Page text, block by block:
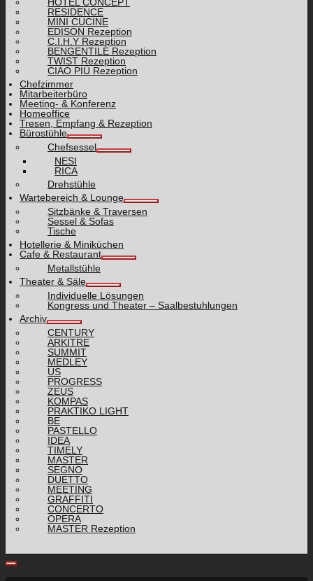
RESIDENCE
MINI CUCINE
EDISON Rezeption
C.I.H.Y Rezeption
BENGENTILE Rezeption
TWIST Rezeption
CIAO PIÙ Rezeption
Chefzimmer
Mitarbeiterbüro
Meeting- & Konferenz
Homeoffice
Tresen, Empfang & Rezeption
Bürostühle
Chefsessel
NESI
RICA
Drehstühle
Wartebereich & Lounge
Sitzbänke & Traversen
Sessel & Sofas
Tische
Hotellerie & Miniküchen
Cafe & Restaurant
Metallstühle
Theater & Säle
Individuelle Lösungen
Kongress und Theater – Saalbestuhlungen
Archiv
CENTURY
ARKITRE
SUMMIT
MEDLEY
US
PROGRESS
ZEUS
KOMPAS
PRAKTIKO LIGHT
BE
PASTELLO
IDEA
TIMELY
MASTER
SEGNO
DUETTO
MEETING
GRAFFITI
CONCERTO
OPERA
MASTER Rezeption